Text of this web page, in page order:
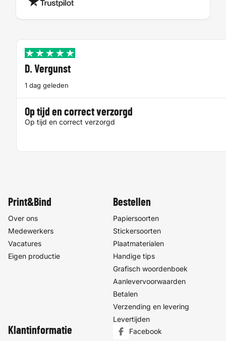
D. Vergunst
1 dag geleden
Op tijd en correct verzorgd
Op tijd en correct verzorgd
Print&Bind
Over ons
Medewerkers
Vacatures
Eigen productie
Bestellen
Papiersoorten
Stickersoorten
Plaatmaterialen
Handige tips
Grafisch woordenboek
Aanlevervoorwaarden
Betalen
Verzending en levering
Levertijden
Klantinformatie Facebook